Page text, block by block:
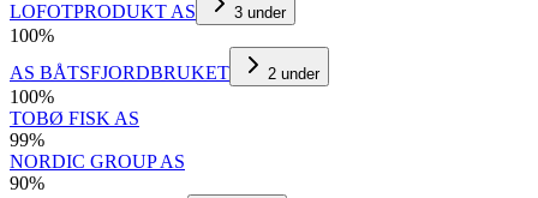
LOFOTPRODUKT AS
3 under
100%
AS BÅTSFJORDBRUKET
2 under
100%
TOBØ FISK AS
99%
NORDIC GROUP AS
90%